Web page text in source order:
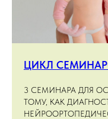
ЦИКЛ
3 СЕМИНАРА ДЛЯ
ТОМУ, КАК